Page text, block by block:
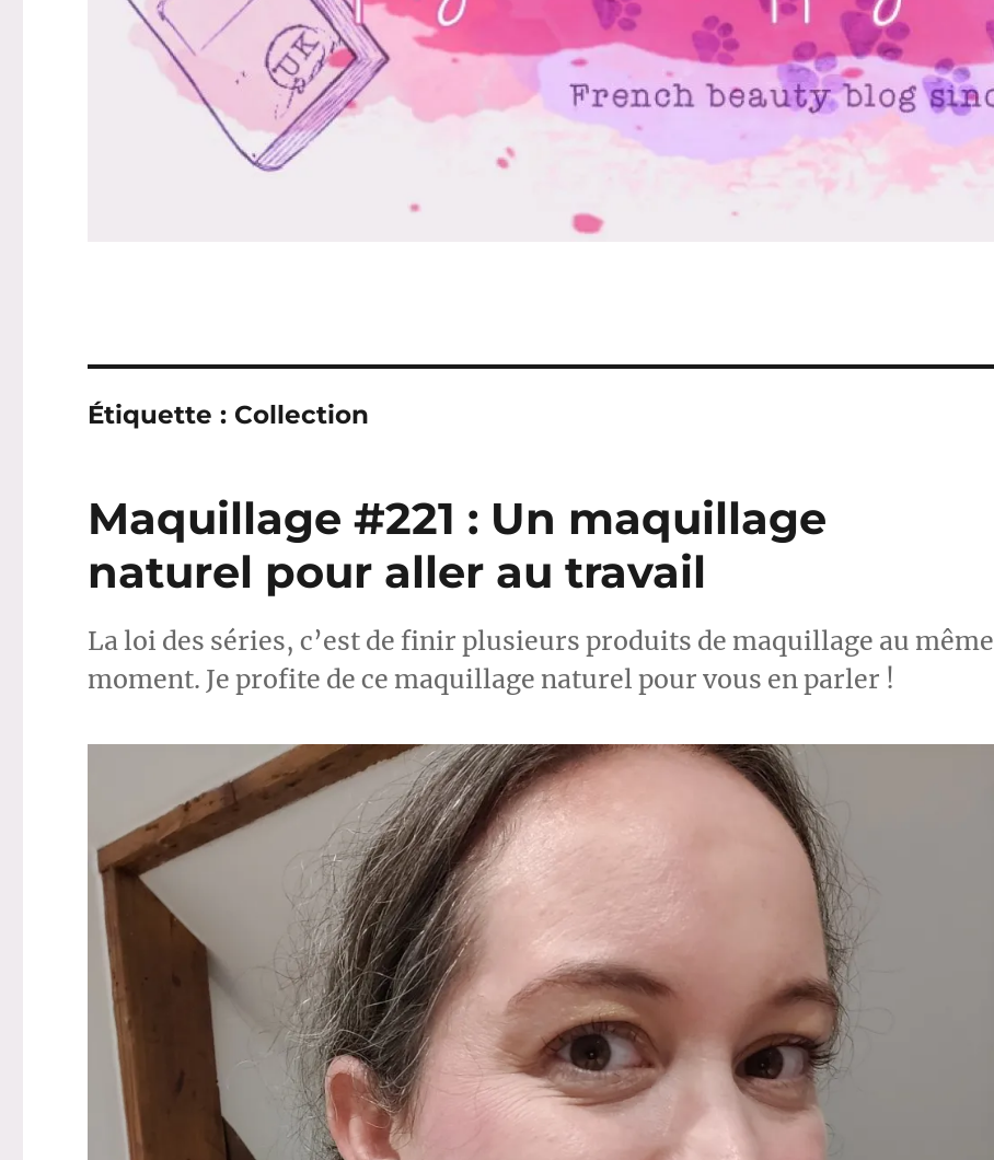
Étiquette : Collection
Maquillage #221 : Un maquillage
naturel pour aller au travail
La loi des séries, c’est de finir plusieurs produits de maquillage au même
moment. Je profite de ce maquillage naturel pour vous en parler !